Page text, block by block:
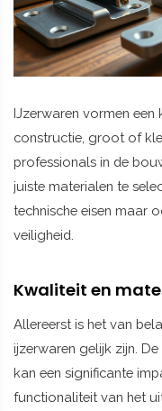
IJzerwaren vormen
constructie, groot of
professionals in de
juiste materialen te
technische eisen maar
veiligheid.
Kwaliteit en
Allereerst is het van
ijzerwaren gelijk zijn.
kan een significante
functionaliteit van het